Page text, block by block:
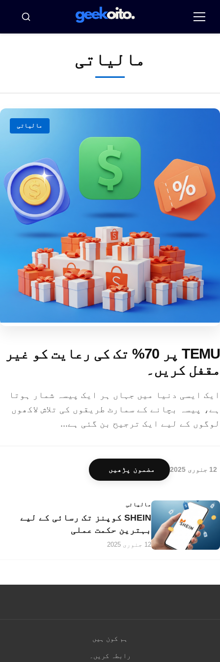
paraمینو بسکار
مالیاتی
مالیاتی
TEMU پر 70% تک کی رعایت کو غیر
مقفل کریں۔
ایک ایسی دنیا میں جہاں ہر ایک پیسہ شمار ہوتا
ہے، پیسہ بچانے کے سمارٹ طریقوں کی تلاش لاکھوں
لوگوں کے لیے ایک ترجیح بن گئی ہے...
12 جنوری 2025 مضمون پڑھیں
مالیاتی
SHEIN کوپنز تک رسائی کے لیے
بہترین حکمت عملی
12 جنوری 2025
ہم کون ہیں
رابطہ کریں۔